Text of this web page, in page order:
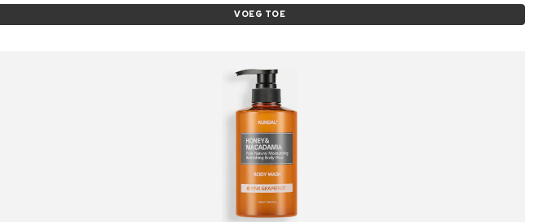
VOEG TOE